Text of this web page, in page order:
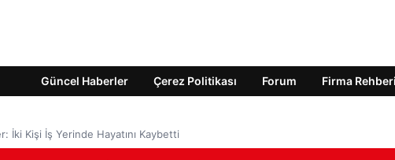
Güncel Haberler Çerez Politikası Forum Firma Rehberi
İki Kişi İş Yerinde Hayatını Kaybetti